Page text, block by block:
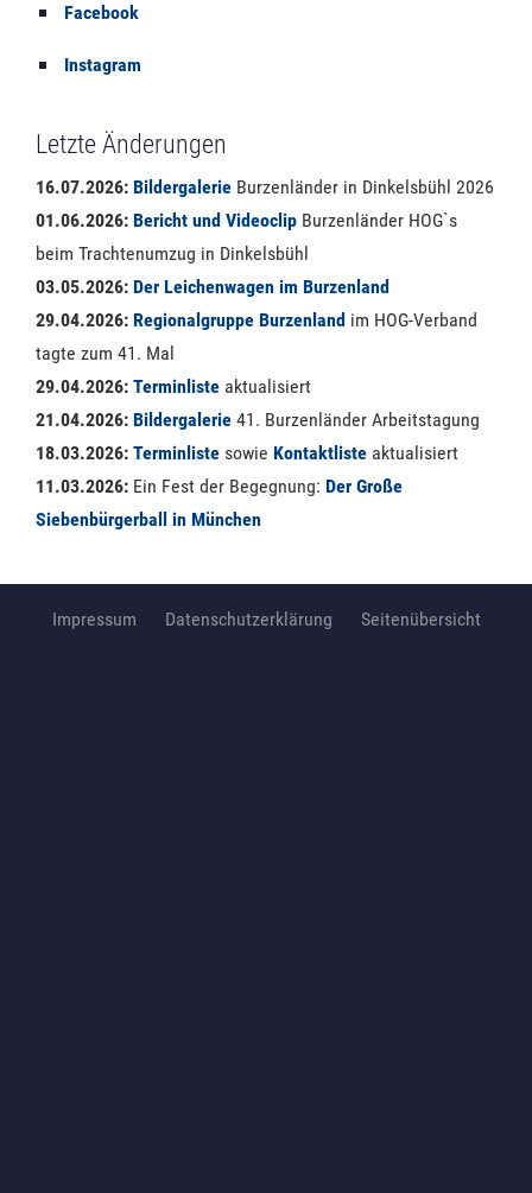
Facebook
Instagram
Letzte Änderungen
16.07.2026: Bildergalerie Burzenländer in Dinkelsbühl 2026
01.06.2026: Bericht und Videoclip Burzenländer HOG`s
beim Trachtenumzug in Dinkelsbühl
03.05.2026: Der Leichenwagen im Burzenland
29.04.2026: Regionalgruppe Burzenland im HOG-Verband
tagte zum 41. Mal
29.04.2026: Terminliste aktualisiert
21.04.2026: Bildergalerie 41. Burzenländer Arbeitstagung
18.03.2026: Terminliste sowie Kontaktliste aktualisiert
11.03.2026: Ein Fest der Begegnung: Der Große
Siebenbürgerball in München
Impressum Datenschutzerklärung Seitenübersicht